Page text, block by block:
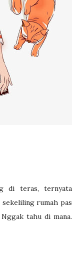
di teras, ternyata
rumah pas
tahu di mana.